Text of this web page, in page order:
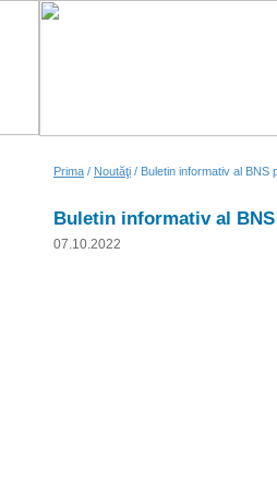
Prima / Noutăţi / Buletin informativ al BNS
Buletin informativ al
07.10.2022